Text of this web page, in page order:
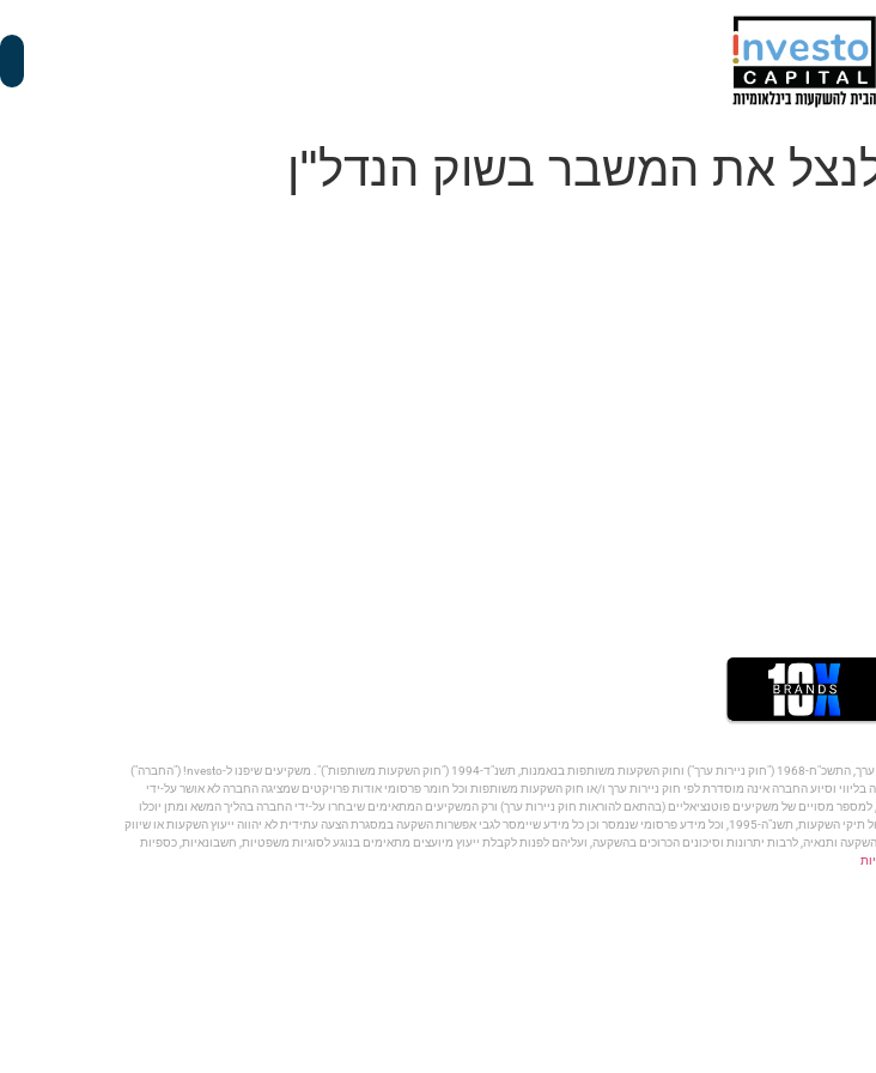
איך אפשר לנצל את המשבר בשוק הנדל"ן
הפרסום מהווה הצגה תיאורטית וכללית בלבד, ההשקעה תעשה באמצעות מספר מצומצם של משקיעים כמותר על פי חוק ניירות ערך, התשכ"ח-1968 ("חוק ניירות ערך") וחוק השקעות משותפות בנאמנות, תשנ"ד-1994 ("חוק השקעות משותפות")". משקיעים שיפנו ל-nvesto! ("החברה")
וסיוע החברה אינה מוסדרת לפי חוק ניירות ערך ו/או חוק השקעות משותפות וכל חומר פרסומי אודות פרויקטים שמציגה החברה לא אושר על-ידי
מסויים של משקיעים פוטנציאליים (בהתאם להוראות חוק ניירות ערך) ורק המשקיעים המתאימים שיבחרו על-ידי החברה בהליך המשא ומתן יוכלו
לקחת חלק בהשקעה. החברה והפועלים מטעמה אינם מורשים לפי חוק הסדרת העיסוק בייעוץ השקעות, בשיווק השקעות ובניהול תיקי השקעות, תשנ"ה-1995, וכל מידע פרסומי שנמסר וכן כל מידע שיימסר לגבי אפשרות השקעה במסגרת הצעה עתידית לא יהווה ייעוץ השקעות או שיווק
לרבות יתרונות וסיכונים הכרוכים בהשקעה, ועליהם לפנות לקבלת ייעוץ מיועצים מתאימים בנוגע לסוגיות משפטיות, חשבונאיות, כספיות